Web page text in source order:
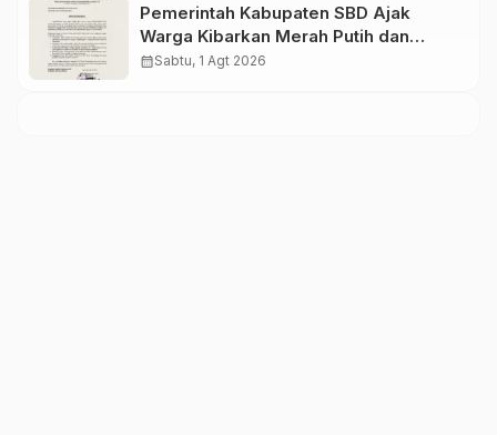
Pemerintah Kabupaten SBD Ajak
Warga Kibarkan Merah Putih dan
Semarakkan HUT Ke-81 RI
calendar_monthSabtu, 1 Agt 2026